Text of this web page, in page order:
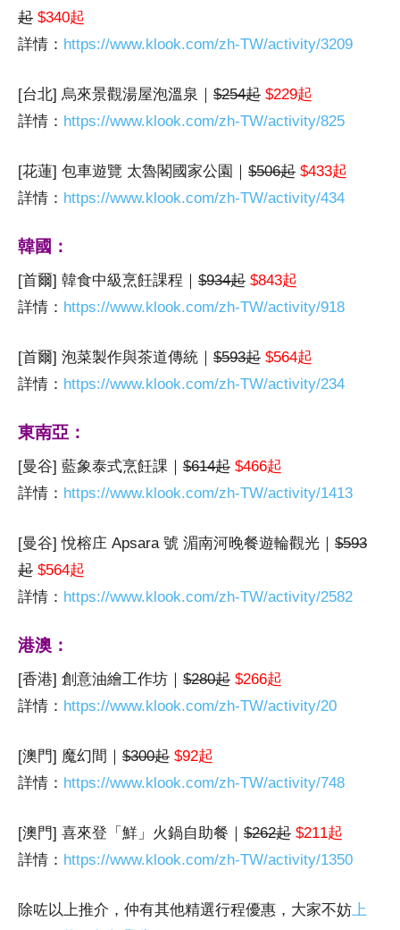
起 $340起
詳情： https://www.klook.com/zh-TW/activity/3209
[台北] 烏來景觀湯屋泡溫泉｜ $254起 $229起
詳情： https://www.klook.com/zh-TW/activity/825
[花蓮] 包車遊覽 太魯閣國家公園｜ $506起 $433起
詳情： https://www.klook.com/zh-TW/activity/434
韓國：
[首爾] 韓食中級烹飪課程｜ $934起 $843起
詳情： https://www.klook.com/zh-TW/activity/918
[首爾] 泡菜製作與茶道傳統｜ $593起 $564起
詳情： https://www.klook.com/zh-TW/activity/234
東南亞：
[曼谷] 藍象泰式烹飪課｜ $614起 $466起
詳情： https://www.klook.com/zh-TW/activity/1413
[曼谷] 悅榕庄 Apsara 號 湄南河晚餐遊輪觀光｜ $593
起 $564起
詳情： https://www.klook.com/zh-TW/activity/2582
港澳：
[香港] 創意油繪工作坊｜ $280起 $266起
詳情： https://www.klook.com/zh-TW/activity/20
[澳門] 魔幻間｜ $300起 $92起
詳情： https://www.klook.com/zh-TW/activity/748
[澳門] 喜來登「鮮」火鍋自助餐｜ $262起 $211起
詳情： https://www.klook.com/zh-TW/activity/1350
除咗以上推介，仲有其他精選行程優惠，大家不妨上